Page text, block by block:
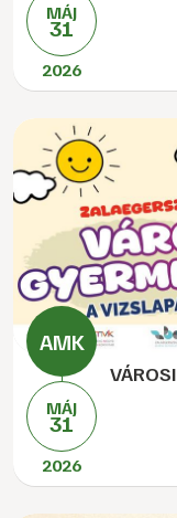
MÁJ
31
2026
MÁJ
31
2026